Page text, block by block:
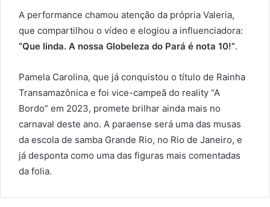
A performance chamou atenção da própria Valeria,
que compartilhou o vídeo e elogiou a influenciadora:
“Que linda. A nossa Globeleza do Pará é nota 10!”.
Pamela Carolina, que já conquistou o título de Rainha
Transamazônica e foi vice-campeã do reality “A
Bordo” em 2023, promete brilhar ainda mais no
carnaval deste ano. A paraense será uma das musas
da escola de samba Grande Rio, no Rio de Janeiro, e
já desponta como uma das figuras mais comentadas
da folia.